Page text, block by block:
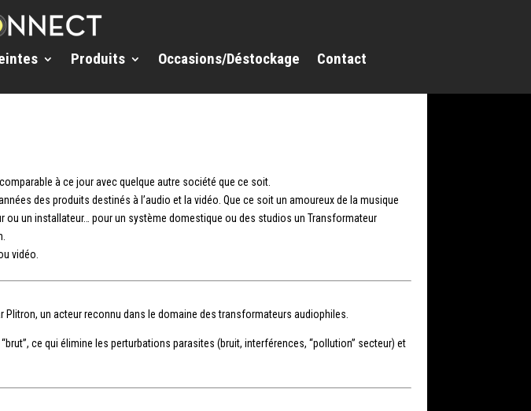
Produits Occasions/Déstockage Contact
à ce jour avec quelque autre société que ce soit.
des produits destinés à l’audio et la vidéo. Que ce soit un amoureux de la musique
un installateur… pour un système domestique ou des studios un Transformateur
vidéo.
un acteur reconnu dans le domaine des transformateurs audiophiles.
ce qui élimine les perturbations parasites (bruit, interférences, “pollution” secteur) et